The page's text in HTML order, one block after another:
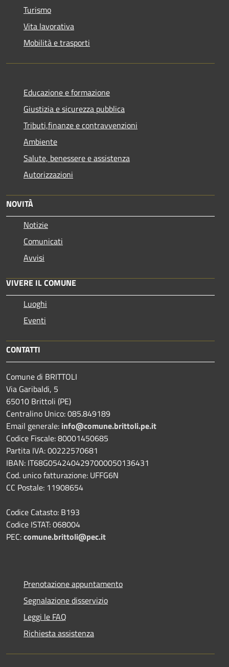
Turismo
Vita lavorativa
Mobilità e trasporti
Educazione e formazione
Giustizia e sicurezza pubblica
Tributi,finanze e contravvenzioni
Ambiente
Salute, benessere e assistenza
Autorizzazioni
NOVITÀ
Notizie
Comunicati
Avvisi
VIVERE IL COMUNE
Luoghi
Eventi
CONTATTI
Comune di BRITTOLI
Via Garibaldi, 5
65010 Brittoli (PE)
Centralino Unico: 085.849189
Email generale: info@comune.brittoli.pe.it
Codice Fiscale: 80001450685
Partita IVA: 00222570681
IBAN: IT68G0542404297000050136431
Cod. unico fatturazione: UFFG6N
CC Postale: 11908654
Codice Catasto: B193
Codice ISTAT: 068004
PEC:comune.brittoli@pec.it
Prenotazione appuntamento
Segnalazione disservizio
Leggi le FAQ
Richiesta assistenza